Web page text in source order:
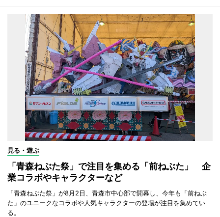
見る・遊ぶ
「青森ねぶた祭」で注目を集める「前ねぶた」 企
業コラボやキャラクターなど
「青森ねぶた祭」が8月2日、青森市中心部で開幕し、今年も「前ねぶ
た」のユニークなコラボや人気キャラクターの登場が注目を集めてい
る。